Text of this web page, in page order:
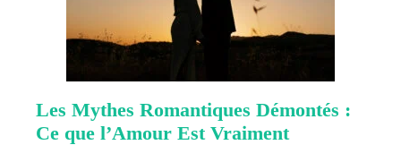
Les Mythes Romantiques Démontés :
Ce que l’Amour Est Vraiment